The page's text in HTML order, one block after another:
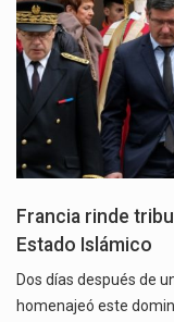
Francia rinde
Estado Islámico
Dos días después de
homenajeó este